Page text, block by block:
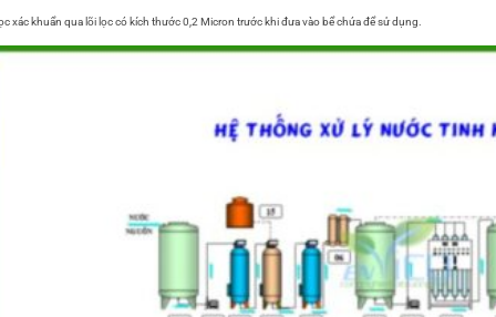
xác khuẩn qua lõi lọc có kích thước 0,2 Micron trước khi đưa vào bể chứa để sử dụng.